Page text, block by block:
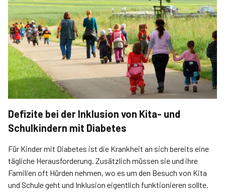
Defizite bei der Inklusion von Kita- und
Schulkindern mit Diabetes
Für Kinder mit Diabetes ist die Krankheit an sich bereits eine
tägliche Herausforderung. Zusätzlich müssen sie und ihre
Familien oft Hürden nehmen, wo es um den Besuch von Kita
und Schule geht und Inklusion eigentlich funktionieren sollte.